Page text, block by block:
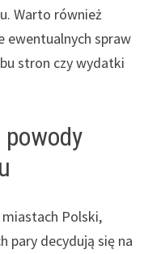
Warto również
ewentualnych spraw
stron czy wydatki
Polski,
pary decydują się na